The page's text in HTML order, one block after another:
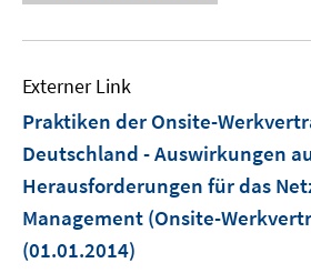
Externer Link
Praktiken der Onsite-
Deutschland - Auswirkungen
Herausforderungen für das
Management (Onsite-
(01.01.2014)